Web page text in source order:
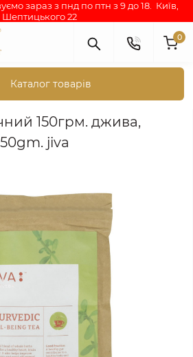
зараз з пнд по птн з 9 до 18. Київ,
Шептицького 22
0
Каталог товарів
товарів СПЕЦІЇ, ПРЯНОЩІ, ЧАЇ
150грм. джива,
jiva